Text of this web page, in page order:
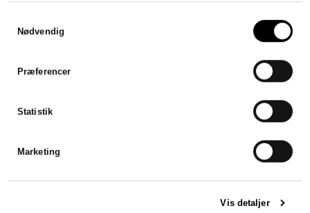
Nødvendig
Præferencer
Statistik
Marketing
Vis detaljer